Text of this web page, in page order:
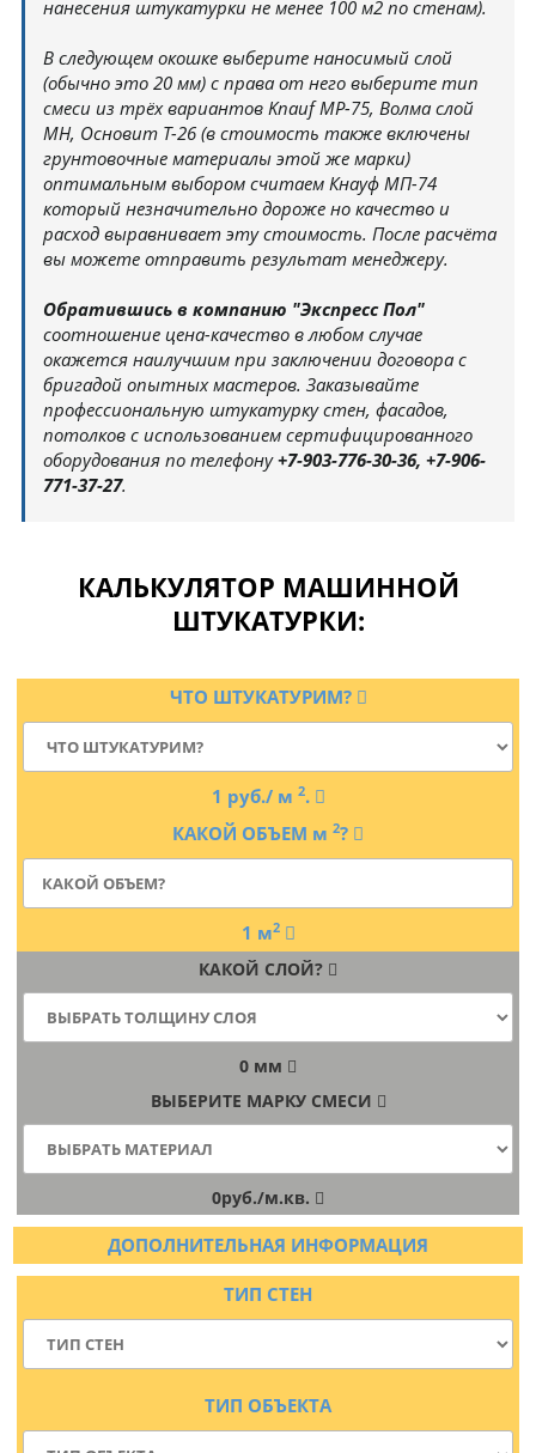
нанесения штукатурки не менее 100 м2 по стенам).
В следующем окошке выберите наносимый слой
(обычно это 20 мм) с права от него выберите тип
смеси из трёх вариантов Knauf MP-75, Волма слой
МН, Основит Т-26 (в стоимость также включены
грунтовочные материалы этой же марки)
оптимальным выбором считаем Кнауф МП-74
который незначительно дороже но качество и
расход выравнивает эту стоимость. После расчёта
вы можете отправить результат менеджеру.
Обратившись в компанию "Экспресс Пол"
соотношение цена-качество в любом случае
окажется наилучшим при заключении договора с
бригадой опытных мастеров. Заказывайте
профессиональную штукатурку стен, фасадов,
потолков с использованием сертифицированного
оборудования по телефону+7-903-776-30-36, +7-906-
771-37-27.
КАЛЬКУЛЯТОР МАШИННОЙ
ШТУКАТУРКИ:
ЧТО ШТУКАТУРИМ?
1 руб./ м 2.
КАКОЙ ОБЪЕМ м 2?
1 м2
КАКОЙ СЛОЙ?
0 мм
ВЫБЕРИТЕ МАРКУ СМЕСИ
0руб./м.кв.
ДОПОЛНИТЕЛЬНАЯ ИНФОРМАЦИЯ
ТИП СТЕН
ТИП ОБЪЕКТА